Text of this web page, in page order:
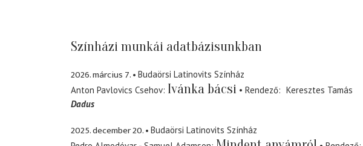
Színházi munkái adatbázisunkban
2026. március 7.
Budaörsi Latinovits Színház
Anton Pavlovics Csehov Ivánka bácsi Rendező
Keresztes Tamás
Dadus
2025. december 20.
Budaörsi Latinovits Színház